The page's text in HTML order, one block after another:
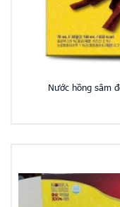
Nước hồng sâm